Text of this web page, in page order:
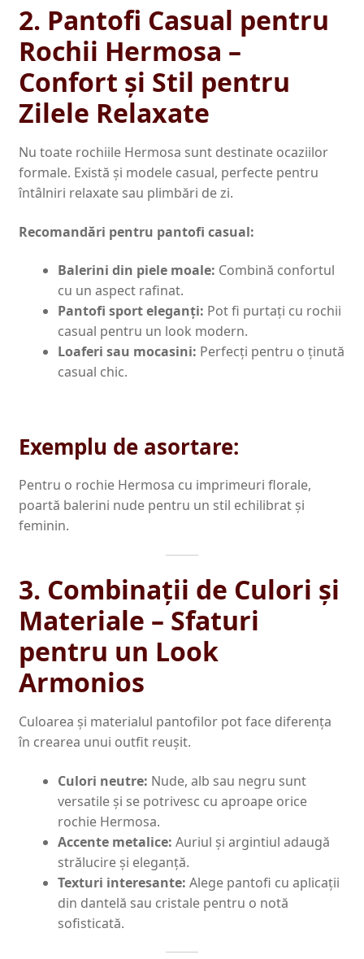
2. Pantofi Casual pentru
Rochii Hermosa –
Confort și Stil pentru
Zilele Relaxate
Nu toate rochiile Hermosa sunt destinate ocaziilor
formale. Există și modele casual, perfecte pentru
întâlniri relaxate sau plimbări de zi.
Recomandări pentru pantofi casual:
Balerini din piele moale: Combină confortul
cu un aspect rafinat.
Pantofi sport eleganți: Pot fi purtați cu rochii
casual pentru un look modern.
Loaferi sau mocasini: Perfecți pentru o ținută
casual chic.
Exemplu de asortare:
Pentru o rochie Hermosa cu imprimeuri florale,
poartă balerini nude pentru un stil echilibrat și
feminin.
3. Combinații de Culori și
Materiale – Sfaturi
pentru un Look
Armonios
Culoarea și materialul pantofilor pot face diferența
în crearea unui outfit reușit.
Culori neutre: Nude, alb sau negru sunt
versatile și se potrivesc cu aproape orice
rochie Hermosa.
Accente metalice: Auriul și argintiul adaugă
strălucire și eleganță.
Texturi interesante: Alege pantofi cu aplicații
din dantelă sau cristale pentru o notă
sofisticată.